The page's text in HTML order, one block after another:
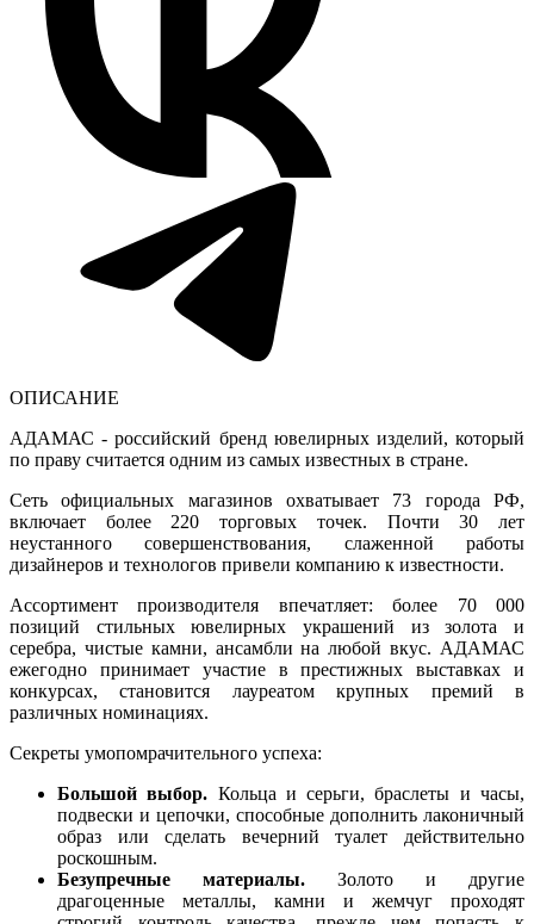
ОПИСАНИЕ
АДАМАС - российский бренд ювелирных изделий, который
по праву считается одним из самых известных в стране.
Сеть официальных магазинов охватывает 73 города РФ,
включает более 220 торговых точек. Почти 30 лет
неустанного совершенствования, слаженной работы
дизайнеров и технологов привели компанию к известности.
Ассортимент производителя впечатляет: более 70 000
позиций стильных ювелирных украшений из золота и
серебра, чистые камни, ансамбли на любой вкус. АДАМАС
ежегодно принимает участие в престижных выставках и
конкурсах, становится лауреатом крупных премий в
различных номинациях.
Секреты умопомрачительного успеха:
Большой выбор. Кольца и серьги, браслеты и часы,
подвески и цепочки, способные дополнить лаконичный
образ или сделать вечерний туалет действительно
роскошным.
Безупречные материалы. Золото и другие
драгоценные металлы, камни и жемчуг проходят